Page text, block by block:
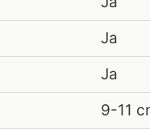
Ja
Ja
9-11